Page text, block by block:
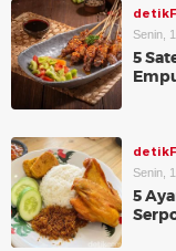
Senin,
5
Senin,
5